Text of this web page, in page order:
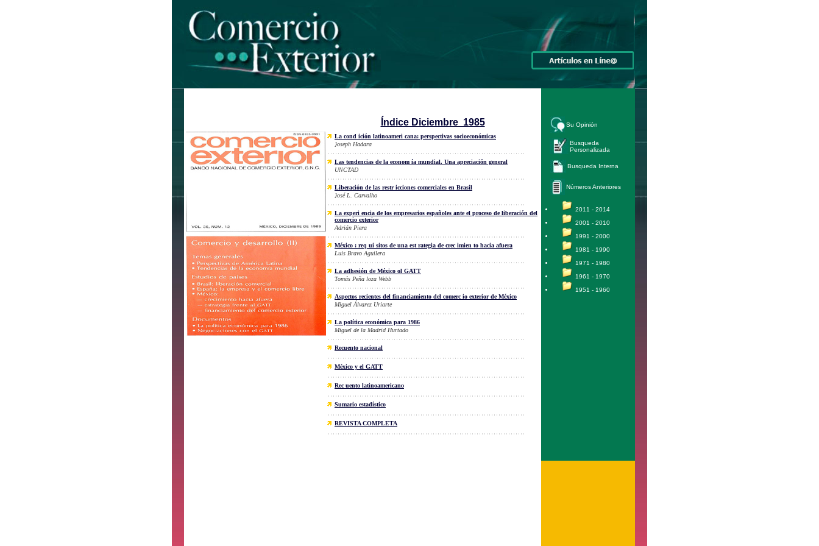
Índice Diciembre 1985
La cond ición latinoameri cana: perspectivas socioeconómicas
}oseph Hadara
Las tendencias de la econom ía mundial. Una apreciación general
UNCTAD
Liberación de las restr icciones comerciales en Brasil
}osé L. Carvalho
La experi encia de los empresarios españoles ante el proceso de liberación del
comercio exterior
Adrián Piera
México : req ui sitos de una est rategia de crec imien to hacia afuera
Luis Bravo Aguilera
La adhesión de México ol GATT
Tomás Peña loza Webb
Aspectos recientes del financiamiento del comerc io exterior de México
Miguel Álvarez Uriarte
La política económica para 1986
Miguel de la Madrid Hurtado
Recuento nacional
México y el GATT
Rec uento latinoamericano
Sumario estadístico
REVISTA COMPLETA
Su Opinión
Busqueda
Personalizada
Busqueda Interna
Números Anteriores
2011 - 2014
2001 - 2010
1991 - 2000
1981 - 1990
1971 - 1980
1961 - 1970
1951 - 1960